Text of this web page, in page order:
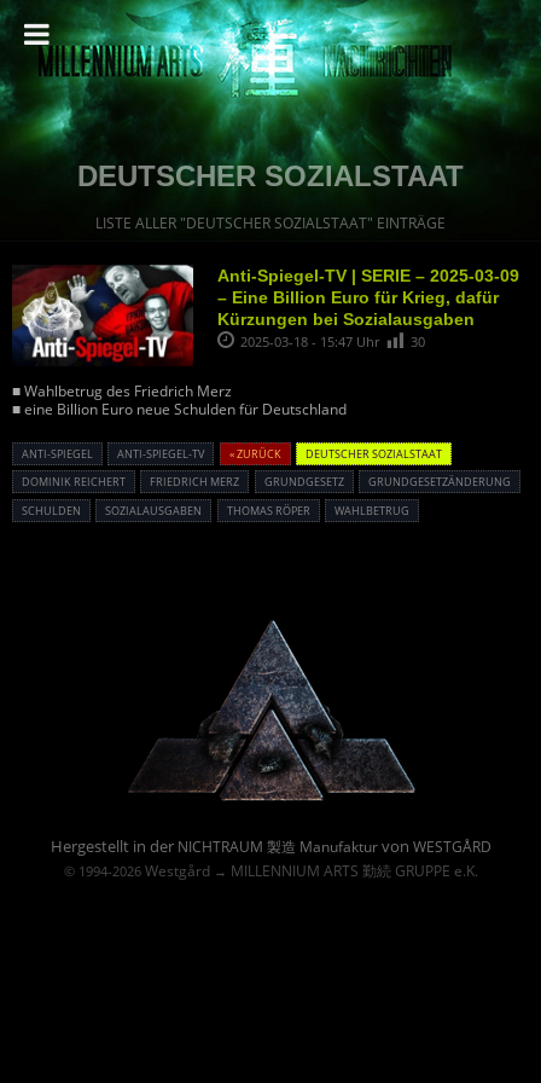
DEUTSCHER SOZIALSTAAT
LISTE ALLER "DEUTSCHER SOZIALSTAAT" EINTRÄGE
Anti-Spiegel-TV | SERIE – 2025-03-09
– Eine Billion Euro für Krieg, dafür
Kürzungen bei Sozialausgaben
2025-03-18 - 15:47 Uhr 30
■ Wahlbetrug des Friedrich Merz
■ eine Billion Euro neue Schulden für Deutschland
ANTI-SPIEGEL ANTI-SPIEGEL-TV « ZURÜCK
DEUTSCHER SOZIALSTAAT
DOMINIK REICHERT
FRIEDRICH MERZ GRUNDGESETZ
GRUNDGESETZÄNDERUNG
SCHULDEN
SOZIALAUSGABEN THOMAS RÖPER WAHLBETRUG
Hergestellt in der NICHTRAUM 製造 Manufakturvon WESTGÅRD
© 1994-2026 Westgård→ MILLENNIUM ARTS 勤続 GRUPPE e.K.
Powered By :